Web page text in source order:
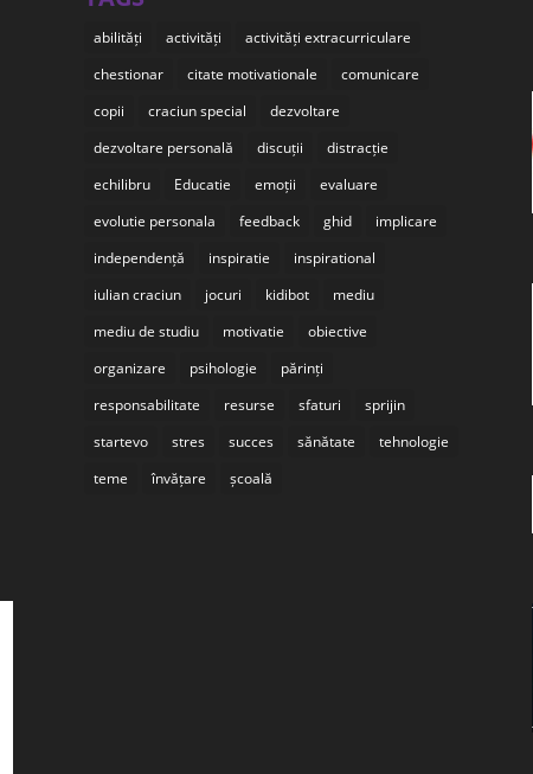
abilități activități
activități extracurriculare
chestionar
citate motivationale
comunicare
copii
craciun special
dezvoltare
dezvoltare personală
discuții
distracție
echilibru
Educatie emoții
evaluare
evolutie personala
feedback ghid
implicare
independență
inspiratie
inspirational
iulian craciun
jocuri kidibot
mediu
mediu de studiu
motivatie
obiective
organizare
psihologie
părinți
responsabilitate
resurse sfaturi
sprijin
startevo
stres succes sănătate
tehnologie
teme
învățare școală